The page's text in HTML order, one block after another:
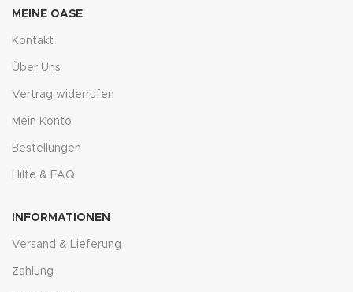
MEINE OASE
Kontakt
Über Uns
Vertrag widerrufen
Mein Konto
Bestellungen
Hilfe & FAQ
INFORMATIONEN
Versand & Lieferung
Zahlung